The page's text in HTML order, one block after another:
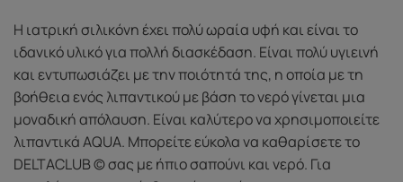
Η ιατρική σιλικόνη έχει πολύ ωραία υφή και είναι το
ιδανικό υλικό για πολλή διασκέδαση. Είναι πολύ υγιεινή
και εντυπωσιάζει με την ποιότητά της, η οποία με τη
βοήθεια ενός λιπαντικού με βάση το νερό γίνεται μια
μοναδική απόλαυση. Είναι καλύτερο να χρησιμοποιείτε
λιπαντικά AQUA. Μπορείτε εύκολα να καθαρίσετε το
DELTACLUB © σας με ήπιο σαπούνι και νερό. Για